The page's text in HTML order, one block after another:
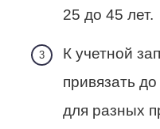
25 до 45 лет.
К учетной
привязать
для разных